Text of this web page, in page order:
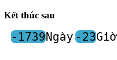
Kết thúc sau
-1739Ngày-23Giờ